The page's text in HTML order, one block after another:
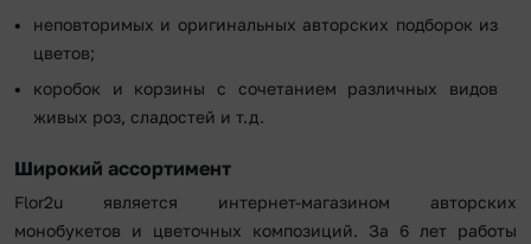
неповторимых и оригинальных авторских подборок из
цветов;
коробок и корзины с сочетанием различных видов
живых роз, сладостей и т.д.
Широкий ассортимент
Flor2u является интернет-магазином авторских
монобукетов и цветочных композиций. За 6 лет работы